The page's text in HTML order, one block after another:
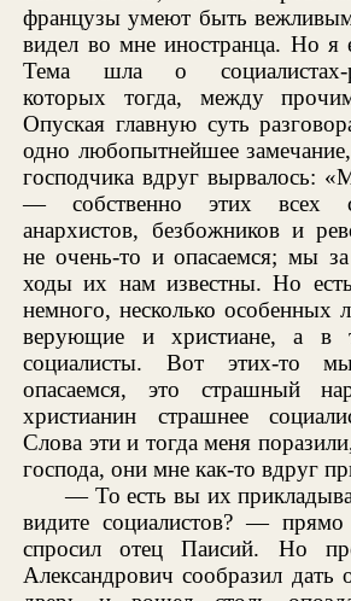
французы умеют быть
видел во мне иностранца. Но я
Тема шла о социалистах-
которых тогда, между
Опуская главную суть
одно любопытнейшее
господчика вдруг вырвалось:
— собственно этих всех
анархистов, безбожников и
не очень-то и опасаемся; мы
ходы их нам известны. Но
немного, несколько особенных
верующие и христиане, а
социалисты. Вот этих-то
опасаемся, это страшный
христианин страшнее
Слова эти и тогда меня
господа, они мне как-то вдруг
— То есть вы их
видите социалистов? —
спросил отец Паисий. Но
Александрович сообразил дать